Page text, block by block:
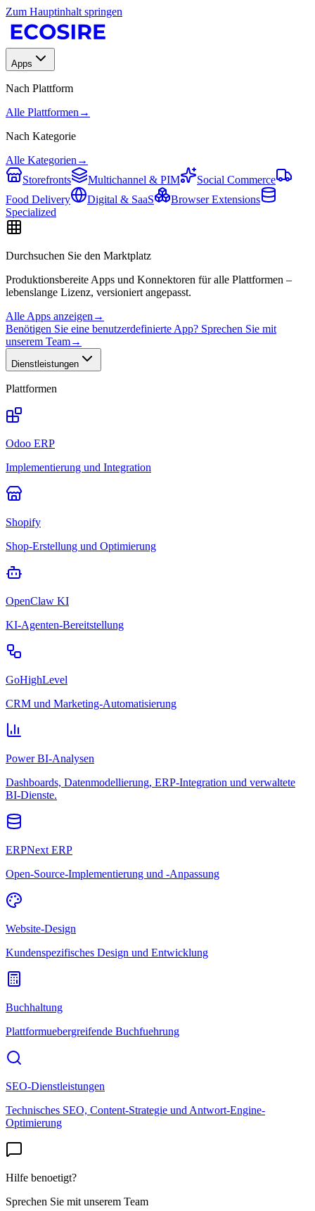
Zum Hauptinhalt springen
Apps
Nach Plattform
Alle Plattformen →
Nach Kategorie
Alle Kategorien →
Storefronts
Multichannel & PIM
Social Commerce
Food Delivery
Digital & SaaS
Browser Extensions
Specialized
Durchsuchen Sie den Marktplatz
Produktionsbereite Apps und Konnektoren für alle Plattformen –
lebenslange Lizenz, versioniert angepasst.
Alle Apps anzeigen →
Benötigen Sie eine benutzerdefinierte App? Sprechen Sie mit
unserem Team→
Dienstleistungen
Plattformen
Odoo ERP
Implementierung und Integration
Shopify
Shop-Erstellung und Optimierung
OpenClaw KI
KI-Agenten-Bereitstellung
GoHighLevel
CRM und Marketing-Automatisierung
Power BI-Analysen
Dashboards, Datenmodellierung, ERP-Integration und verwaltete
BI-Dienste.
ERPNext ERP
Open-Source-Implementierung und -Anpassung
Website-Design
Kundenspezifisches Design und Entwicklung
Buchhaltung
Plattformuebergreifende Buchfuehrung
SEO-Dienstleistungen
Technisches SEO, Content-Strategie und Antwort-Engine-
Optimierung
Hilfe benoetigt?
Sprechen Sie mit unserem Team